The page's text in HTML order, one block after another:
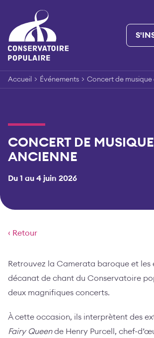
content
Accueil > Événements > Concert de musique
CONCERT DE MUSIQUE
ANCIENNE
Du 1 au 4 juin 2026
‹ Retour
Retrouvez la Camerata baroque et les
décanat de chant du Conservatoire
deux magnifiques concerts.
À cette occasion, ils interprètent des
Fairy Queende Henry Purcell, chef-